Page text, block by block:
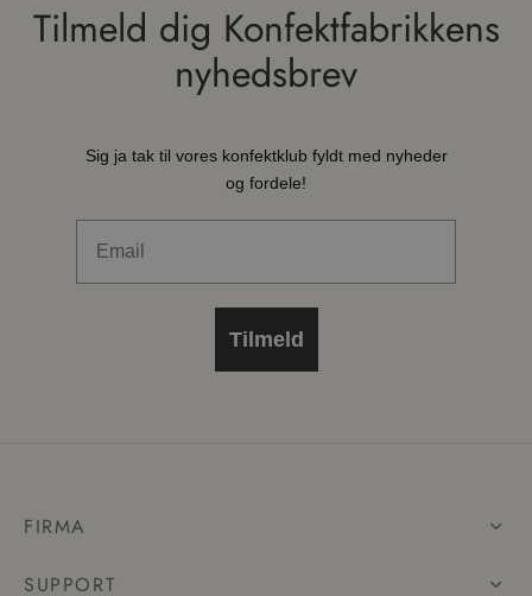
Tilmeld dig Konfektfabrikkens
nyhedsbrev
Sig ja tak til vores konfektklub fyldt med nyheder
og fordele!
Tilmeld
FIRMA
SUPPORT